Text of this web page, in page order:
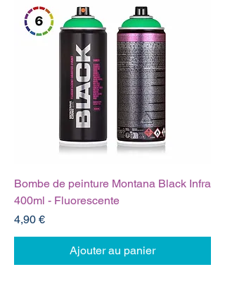
Bombe de peinture Montana Black Infra
400ml - Fluorescente
Prix
4,90 €
Ajouter au panier